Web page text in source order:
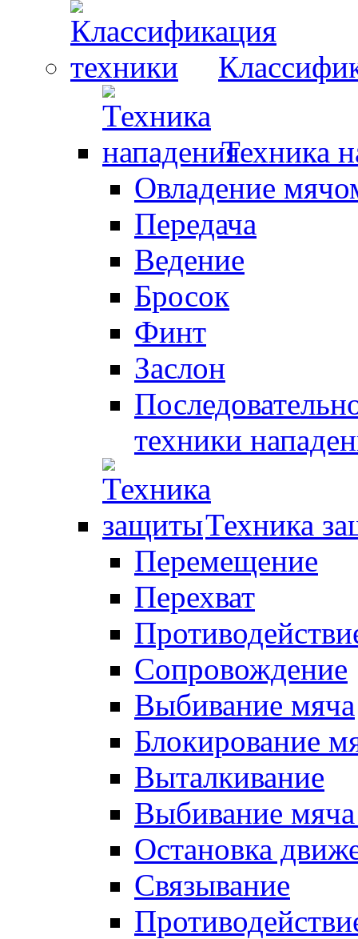
Техника
Овладение
Передача
Ведение
Бросок
Финт
Заслон
техники
Техника
Перемещение
Перехват
Сопровождение
Выбивание мяча
Блокирование
Выталкивание
Выбивание
Остановка
Связывание